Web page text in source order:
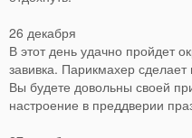
26 декабря
В этот день удачно пройдет
завивка. Парикмахер сделает
Вы будете довольны своей
настроение в преддверии